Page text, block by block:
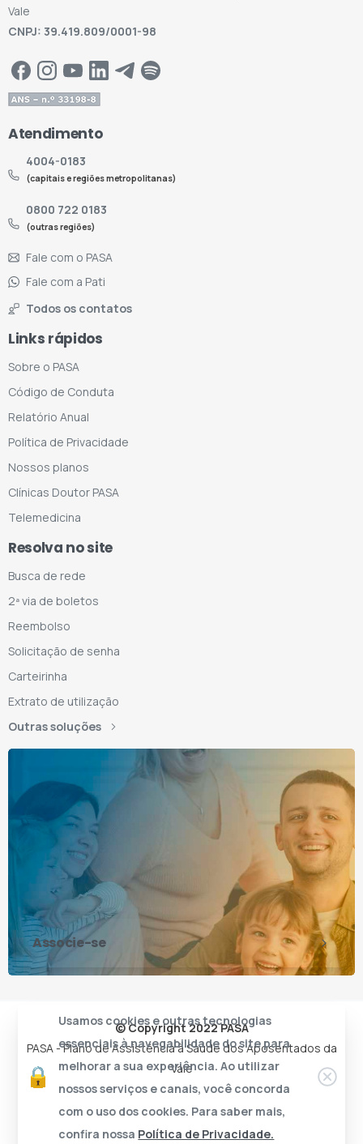
Vale
CNPJ: 39.419.809/0001-98
Atendimento
4004-0183
(capitais e regiões metropolitanas)
0800 722 0183
(outras regiões)
Fale com o PASA
Fale com a Pati
Todos os contatos
Links rápidos
Sobre o PASA
Código de Conduta
Relatório Anual
Política de Privacidade
Nossos planos
Clínicas Doutor PASA
Telemedicina
Resolva no site
Busca de rede
2ª via de boletos
Reembolso
Solicitação de senha
Carteirinha
Extrato de utilização
Outras soluções
Associe-se
© Copyright 2022 PASA
PASA - Plano de Assistência à Saúde dos Aposentados da
Vale
Usamos cookies e outras tecnologias
essenciais à navegabilidade do site para
melhorar a sua experiência. Ao utilizar
nossos serviços e canais, você concorda
com o uso dos cookies. Para saber mais,
confira nossa Política de Privacidade.